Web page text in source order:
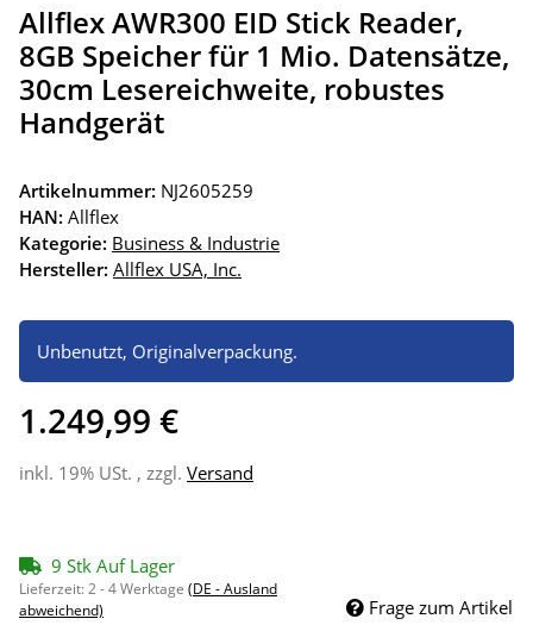
Allflex AWR300 EID Stick Reader,
8GB Speicher für 1 Mio. Datensätze,
30cm Lesereichweite, robustes
Handgerät
Artikelnummer: NJ2605259
HAN: Allflex
Kategorie: Business & Industrie
Hersteller: Allflex USA, Inc.
Unbenutzt, Originalverpackung.
1.249,99 €
inkl. 19% USt. , zzgl. Versand
9 Stk Auf Lager
Lieferzeit:2 - 4 Werktage (DE - Ausland
abweichend)
Frage zum Artikel